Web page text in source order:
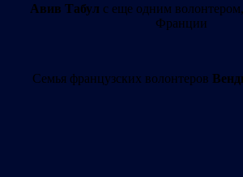
Авив Табул с еще одним
Франции
Семья французских волонтеров